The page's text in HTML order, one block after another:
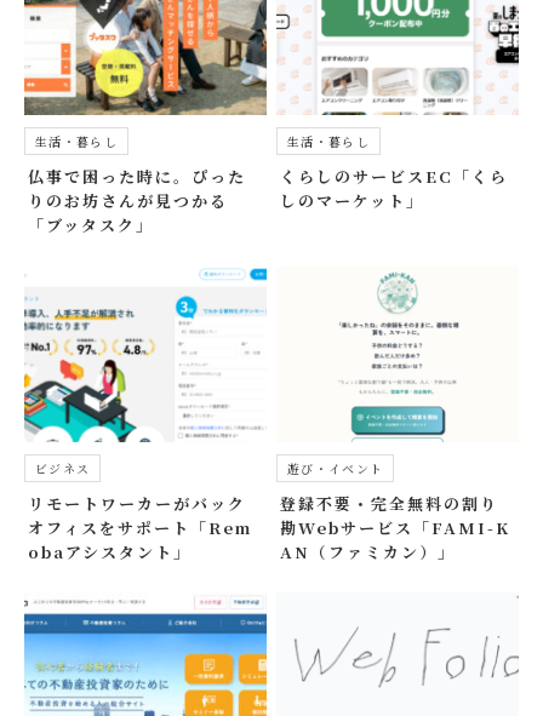
生活・暮らし
仏事で困った時に。ぴった
りのお坊さんが見つかる
「ブッタスク」
生活・暮らし
くらしのサービスEC「くら
しのマーケット」
ビジネス
リモートワーカーがバック
オフィスをサポート「Rem
obaアシスタント」
遊び・イベント
登録不要・完全無料の割り
勘Webサービス「FAMI-K
AN（ファミカン）」